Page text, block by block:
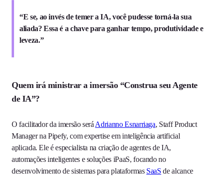
“E se, ao invés de temer a IA, você pudesse torná-la sua
aliada? Essa é a chave para ganhar tempo, produtividade e
leveza.”
Quem irá ministrar a imersão “Construa seu Agente
de IA”?
O facilitador da imersão será Adrianno Esnarriaga, Staff Product
Manager na Pipefy, com expertise em inteligência artificial
aplicada. Ele é especialista na criação de agentes de IA,
automações inteligentes e soluções iPaaS, focando no
desenvolvimento de sistemas para plataformas SaaS de alcance